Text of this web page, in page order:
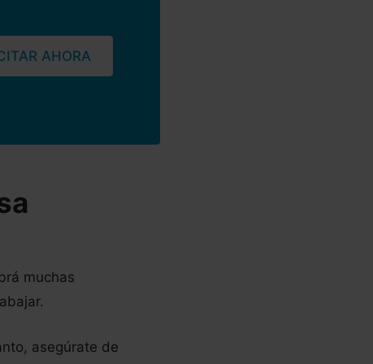
AHORA
muchas
asegúrate de